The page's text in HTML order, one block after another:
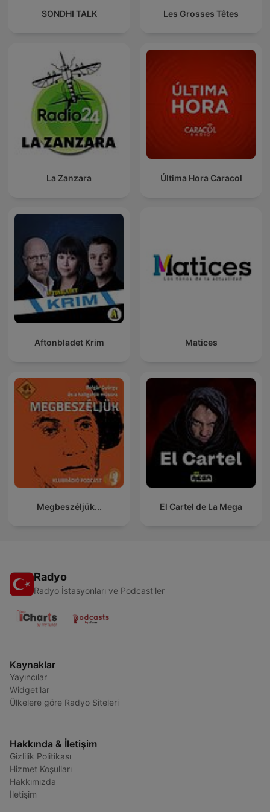
SONDHI TALK Les Grosses Têtes
La Zanzara Última Hora Caracol
Aftonbladet Krim Matices
Megbeszéljük... El Cartel de La Mega
Radyo
Radyo İstasyonları ve Podcast'ler
Kaynaklar
Yayıncılar
Widget'lar
Ülkelere göre Radyo Siteleri
Hakkında & İletişim
Gizlilik Politikası
Hizmet Koşulları
Hakkımızda
İletişim